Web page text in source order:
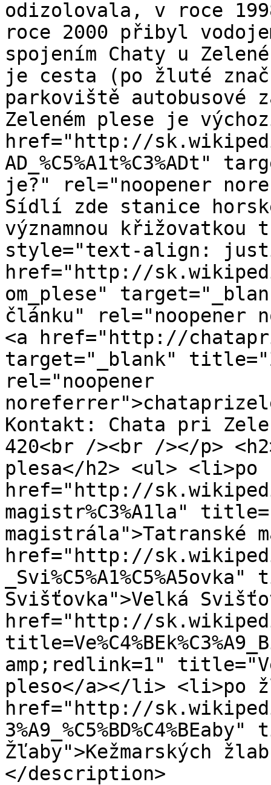
odizolovala, v roce
roce 2000 přibyl
spojením Chaty u
je cesta (po žluté
parkoviště autobusové
Zeleném plese je
href="http://
je?" rel="noopener
Sídlí zde stanice
významnou
style="text-align:
href="http://
om_plese"
článku" rel="noopener
<a href="http://
target="_blank"
rel="noopener
Kontakt: Chata pri
420<br /><br /></p>
plesa</h2> <ul> <li>po
href="http://
magistr%C3%A1la"
magistrála">Tatranské
href="http://
Svišťovka">Velká
href="http://
amp;redlink=1"
pleso</a></li> <li>po
href="http://
Žľaby">Kežmarských
</description>